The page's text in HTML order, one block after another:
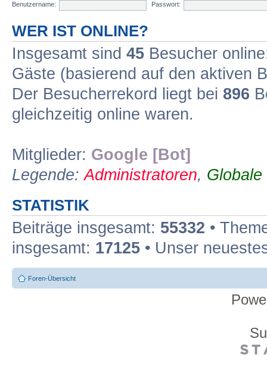
Benutzername:
Passwort:
WER IST ONLINE?
Insgesamt sind 45 Besucher
Gäste (basierend auf den aktiven
Der Besucherrekord liegt bei 896
gleichzeitig online waren.
Mitglieder: Google [Bot]
Legende:Administratoren,
STATISTIK
Beiträge insgesamt: 55332 •
insgesamt: 17125 • Unser
Foren-Übersicht